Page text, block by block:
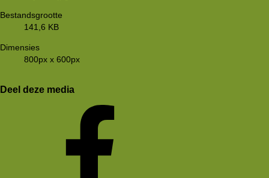
Bestandsgrootte
141,6 KB
Dimensies
800px x 600px
Deel deze media